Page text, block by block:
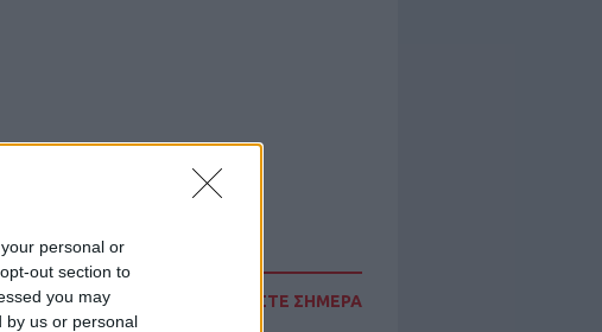
personal or
out section to
you may
by us or personal
ΔΙΑΒΑΣΤΕ ΣΗΜΕΡΑ